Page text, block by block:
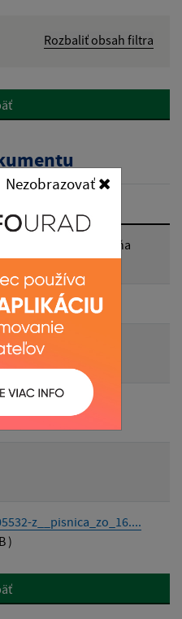
Nezobrazovať
Rozbaliť obsah filtra
Reset
zasadnutia OZ - zo dňa
z__pisnica_zo_16....
)